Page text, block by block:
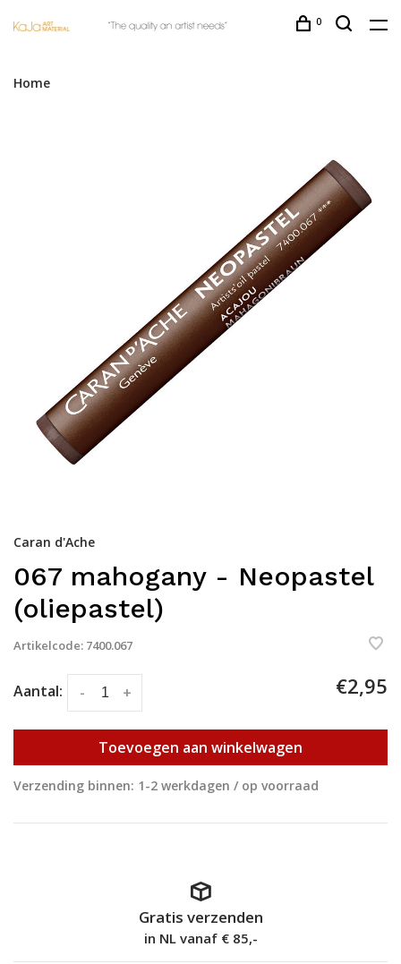
0
Home
Caran d'Ache
067 mahogany - Neopastel
(oliepastel)
Artikelcode: 7400.067
Aantal: +
- €2,95
Toevoegen aan winkelwagen
Verzending binnen: 1-2 werkdagen / op voorraad
Gratis verzenden
in NL vanaf € 85,-